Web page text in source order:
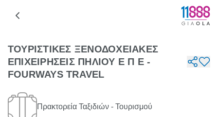
ΤΟΥΡΙΣΤΙΚΕΣ ΞΕΝΟΔΟΧΕΙΑΚΕΣ
ΕΠΙΧΕΙΡΗΣΕΙΣ ΠΗΛΙΟΥ Ε Π Ε -
FOURWAYS TRAVEL
Πρακτορεία Ταξιδιών - Τουρισμού